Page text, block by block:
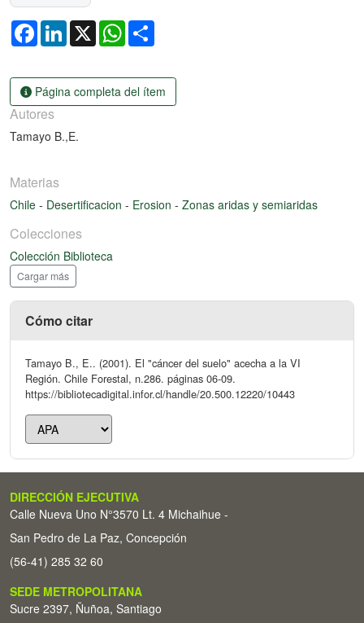
FacebookLinkedIn
X WhatsApp
Página completa del ítem
Autores
Tamayo B.,E.
Materias
Chile - Desertificacion - Erosion - Zonas aridas y semiaridas
Colecciones
Colección Biblioteca
Cargar más
Cómo citar
Tamayo B., E.. (2001). El "cáncer del suelo" acecha a la VI
Región. Chile Forestal, n.286. páginas 06-09.
https://bibliotecadigital.infor.cl/handle/20.500.12220/10443
DIRECCIÓN EJECUTIVA
Calle Nueva Uno N°3570 Lt. 4 Michaihue -
San Pedro de La Paz, Concepción
(56-41) 285 32 60
SEDE METROPOLITANA
Sucre 2397, Ñuñoa, Santiago